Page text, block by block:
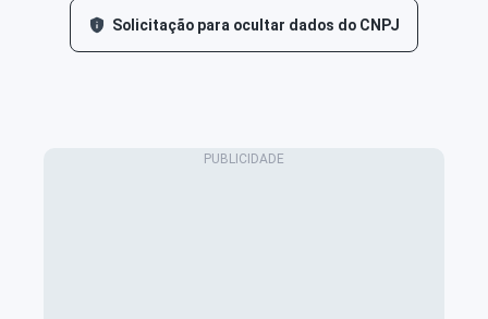
Solicitação para ocultar dados do CNPJ